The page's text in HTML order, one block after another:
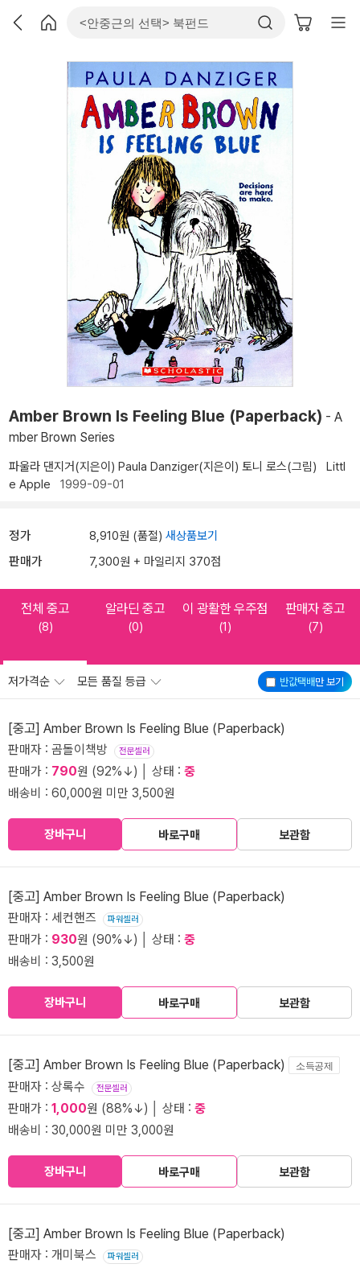
Amber Brown Is Feeling Blue (Paperback) - A
mber Brown Series
파울라 댄지거(지은이) Paula Danziger(지은이) 토니 로스(그림)
Littl
e Apple 1999-09-01
정가 8,910원 (품절) 새상품보기
판매가 7,300원 + 마일리지 370점
전체 중고
(8)
알라딘 중고
(0)
이 광활한 우주점
(1)
판매자 중고
(7)
반값택배만 보기
저가격순 모든 품질 등급
[중고] Amber Brown Is Feeling Blue (Paperback)
판매자 : 곰돌이책방 전문셀러
판매가 : 790원 (92%↓) │ 상태 : 중
배송비 : 60,000원 미만 3,500원
장바구니 바로구매 보관함
[중고] Amber Brown Is Feeling Blue (Paperback)
판매자 : 세컨핸즈 파워셀러
판매가 : 930원 (90%↓) │ 상태 : 중
배송비 : 3,500원
장바구니 바로구매 보관함
[중고] Amber Brown Is Feeling Blue (Paperback) 소득공제
판매자 : 상록수 전문셀러
판매가 : 1,000원 (88%↓) │ 상태 : 중
배송비 : 30,000원 미만 3,000원
장바구니 바로구매 보관함
[중고] Amber Brown Is Feeling Blue (Paperback)
판매자 : 개미북스 파워셀러